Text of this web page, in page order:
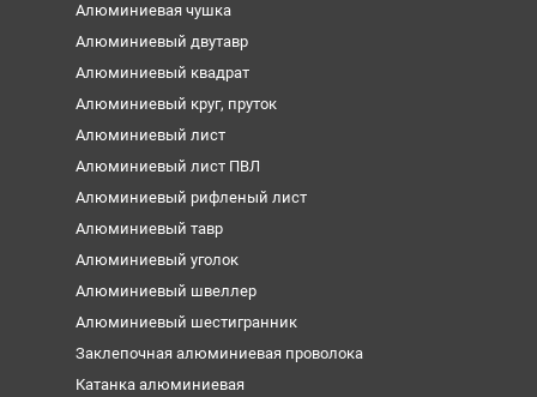
Алюминиевая чушка
Алюминиевый двутавр
Алюминиевый квадрат
Алюминиевый круг, пруток
Алюминиевый лист
Алюминиевый лист ПВЛ
Алюминиевый рифленый лист
Алюминиевый тавр
Алюминиевый уголок
Алюминиевый швеллер
Алюминиевый шестигранник
Заклепочная алюминиевая проволока
Катанка алюминиевая